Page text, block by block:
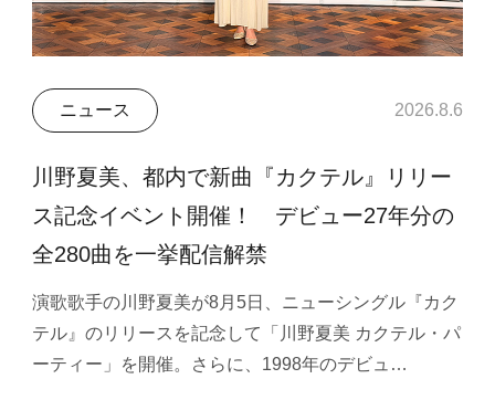
ニュース 2026.8.6
川野夏美、都内で新曲『カクテル』リリー
ス記念イベント開催！ デビュー27年分の
全280曲を一挙配信解禁
演歌歌手の川野夏美が8月5日、ニューシングル『カク
テル』のリリースを記念して「川野夏美 カクテル・パ
ーティー」を開催。さらに、1998年のデビュ…